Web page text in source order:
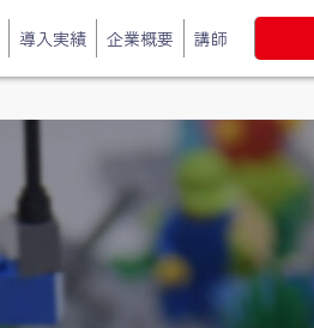
導入実績 企業概要 講師